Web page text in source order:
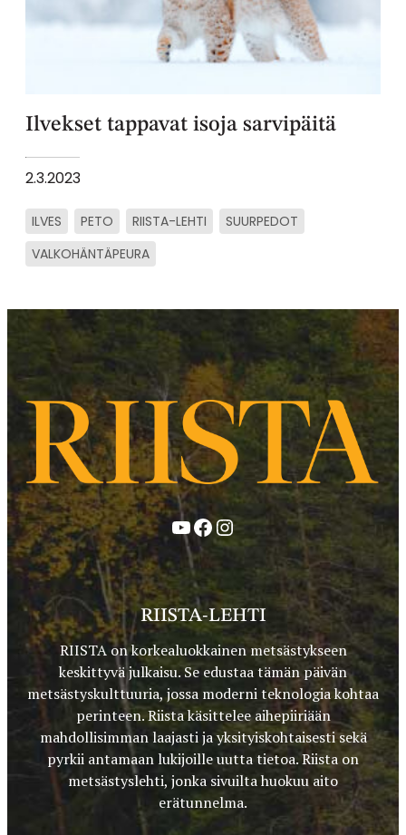
Ilvekset tappavat isoja sarvipäitä
2.3.2023
ILVES PETO RIISTA-LEHTI
SUURPEDOT
VALKOHÄNTÄPEURA
YouTube
Facebook
Instagram
RIISTA-LEHTI
RIISTA on korkealuokkainen metsästykseen
keskittyvä julkaisu. Se edustaa tämän päivän
metsästyskulttuuria, jossa moderni teknologia kohtaa
perinteen. Riista käsittelee aihepiiriään
mahdollisimman laajasti ja yksityiskohtaisesti sekä
pyrkii antamaan lukijoille uutta tietoa. Riista on
metsästyslehti, jonka sivuilta huokuu aito
erätunnelma.